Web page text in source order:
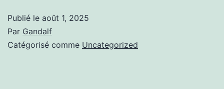
Publié le août 1, 2025
Par Gandalf
Catégorisé comme Uncategorized